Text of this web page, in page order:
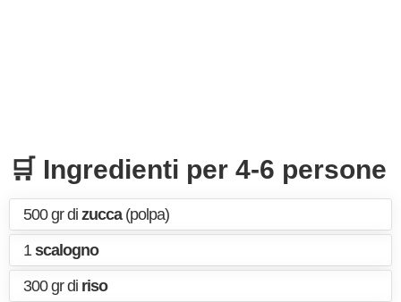
🛒 Ingredienti per 4-6 persone
500 gr di zucca(polpa)
1scalogno
300 gr di riso